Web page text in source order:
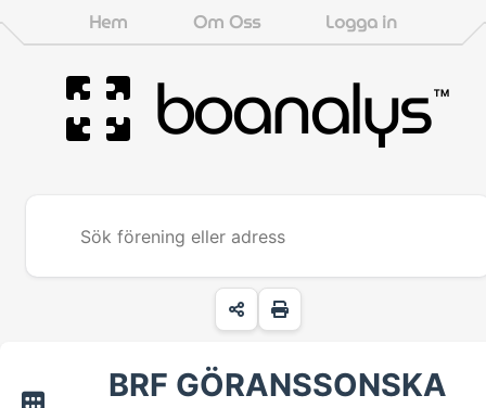
Hem Om Oss Logga in
boanalys™
BRF GÖRANSSONSKA